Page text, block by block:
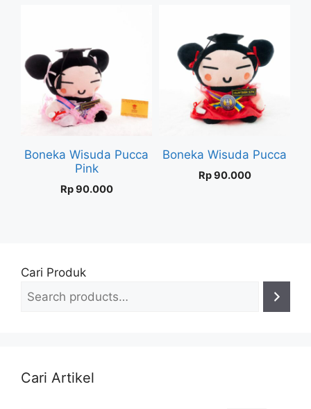
Boneka Wisuda Pucca
Pink
Rp90.000
Boneka Wisuda Pucca
Rp90.000
Cari Produk
Cari Artikel